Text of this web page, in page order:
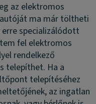
az elektromos
ma már töltheti
specializálódott
fel elektromos
rendelkező
telepíthet. Ha a
telepítéséhez
az ingatlan